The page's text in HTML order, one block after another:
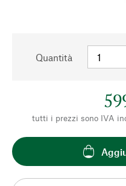
Quantità
tutti i prezzi sono IVA